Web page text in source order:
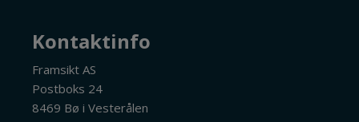
Kontaktinfo
Framsikt AS
Postboks 24
8469 Bø i Vesterålen